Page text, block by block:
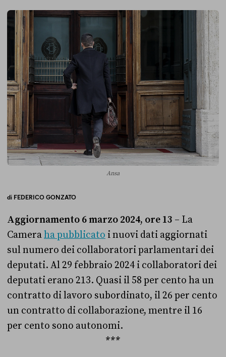
Ansa
di FEDERICO GONZATO
Aggiornamento 6 marzo 2024, ore 13 – La
Cameraha pubblicato i nuovi dati aggiornati
sul numero dei collaboratori parlamentari dei
deputati. Al 29 febbraio 2024 i collaboratori dei
deputati erano 213. Quasi il 58 per cento ha un
contratto di lavoro subordinato, il 26 per cento
un contratto di collaborazione, mentre il 16
per cento sono autonomi.
***